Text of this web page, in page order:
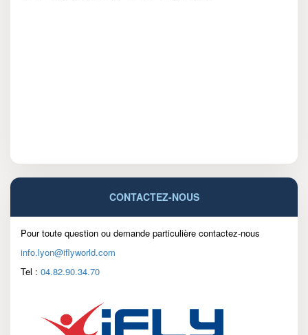
CONTACTEZ-NOUS
Pour toute question ou demande particulière contactez-nous
info.lyon@iflyworld.com
Tel : 04.82.90.34.70